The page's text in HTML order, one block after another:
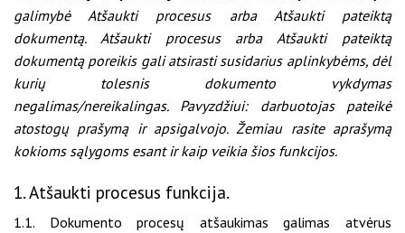
galimybė Atšaukti procesus arba Atšaukti pateiktą
dokumentą. Atšaukti procesus arba Atšaukti pateiktą
dokumentą poreikis gali atsirasti susidarius aplinkybėms, dėl
kurių tolesnis dokumento vykdymas
negalimas/nereikalingas. Pavyzdžiui: darbuotojas pateikė
atostogų prašymą ir apsigalvojo. Žemiau rasite aprašymą
kokioms sąlygoms esant ir kaip veikia šios funkcijos.
1. Atšaukti procesus funkcija.
1.1. Dokumento procesų atšaukimas galimas atvėrus